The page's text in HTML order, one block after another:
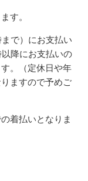
す。
で）にお支払い
降にお支払いの
。（定休日や年
ますので予めご
着払いとなりま